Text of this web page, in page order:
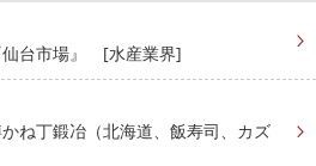
仙台市場』 [水産業界]
ね丁鍛冶（北海道、飯寿司、カズ